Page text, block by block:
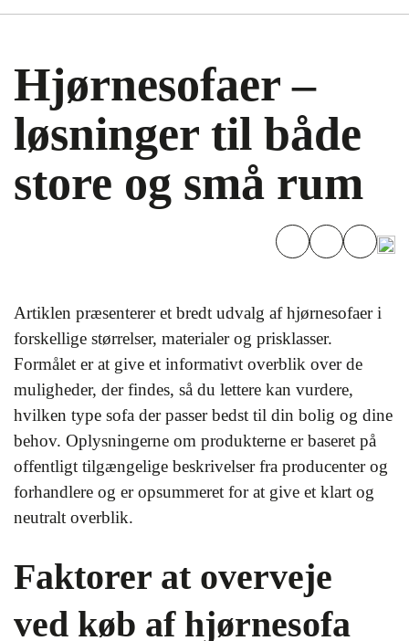
Hjørnesofaer –
løsninger til både
store og små rum
Artiklen præsenterer et bredt udvalg af hjørnesofaer i
forskellige størrelser, materialer og prisklasser.
Formålet er at give et informativt overblik over de
muligheder, der findes, så du lettere kan vurdere,
hvilken type sofa der passer bedst til din bolig og dine
behov. Oplysningerne om produkterne er baseret på
offentligt tilgængelige beskrivelser fra producenter og
forhandlere og er opsummeret for at give et klart og
neutralt overblik.
Faktorer at overveje
ved køb af hjørnesofa